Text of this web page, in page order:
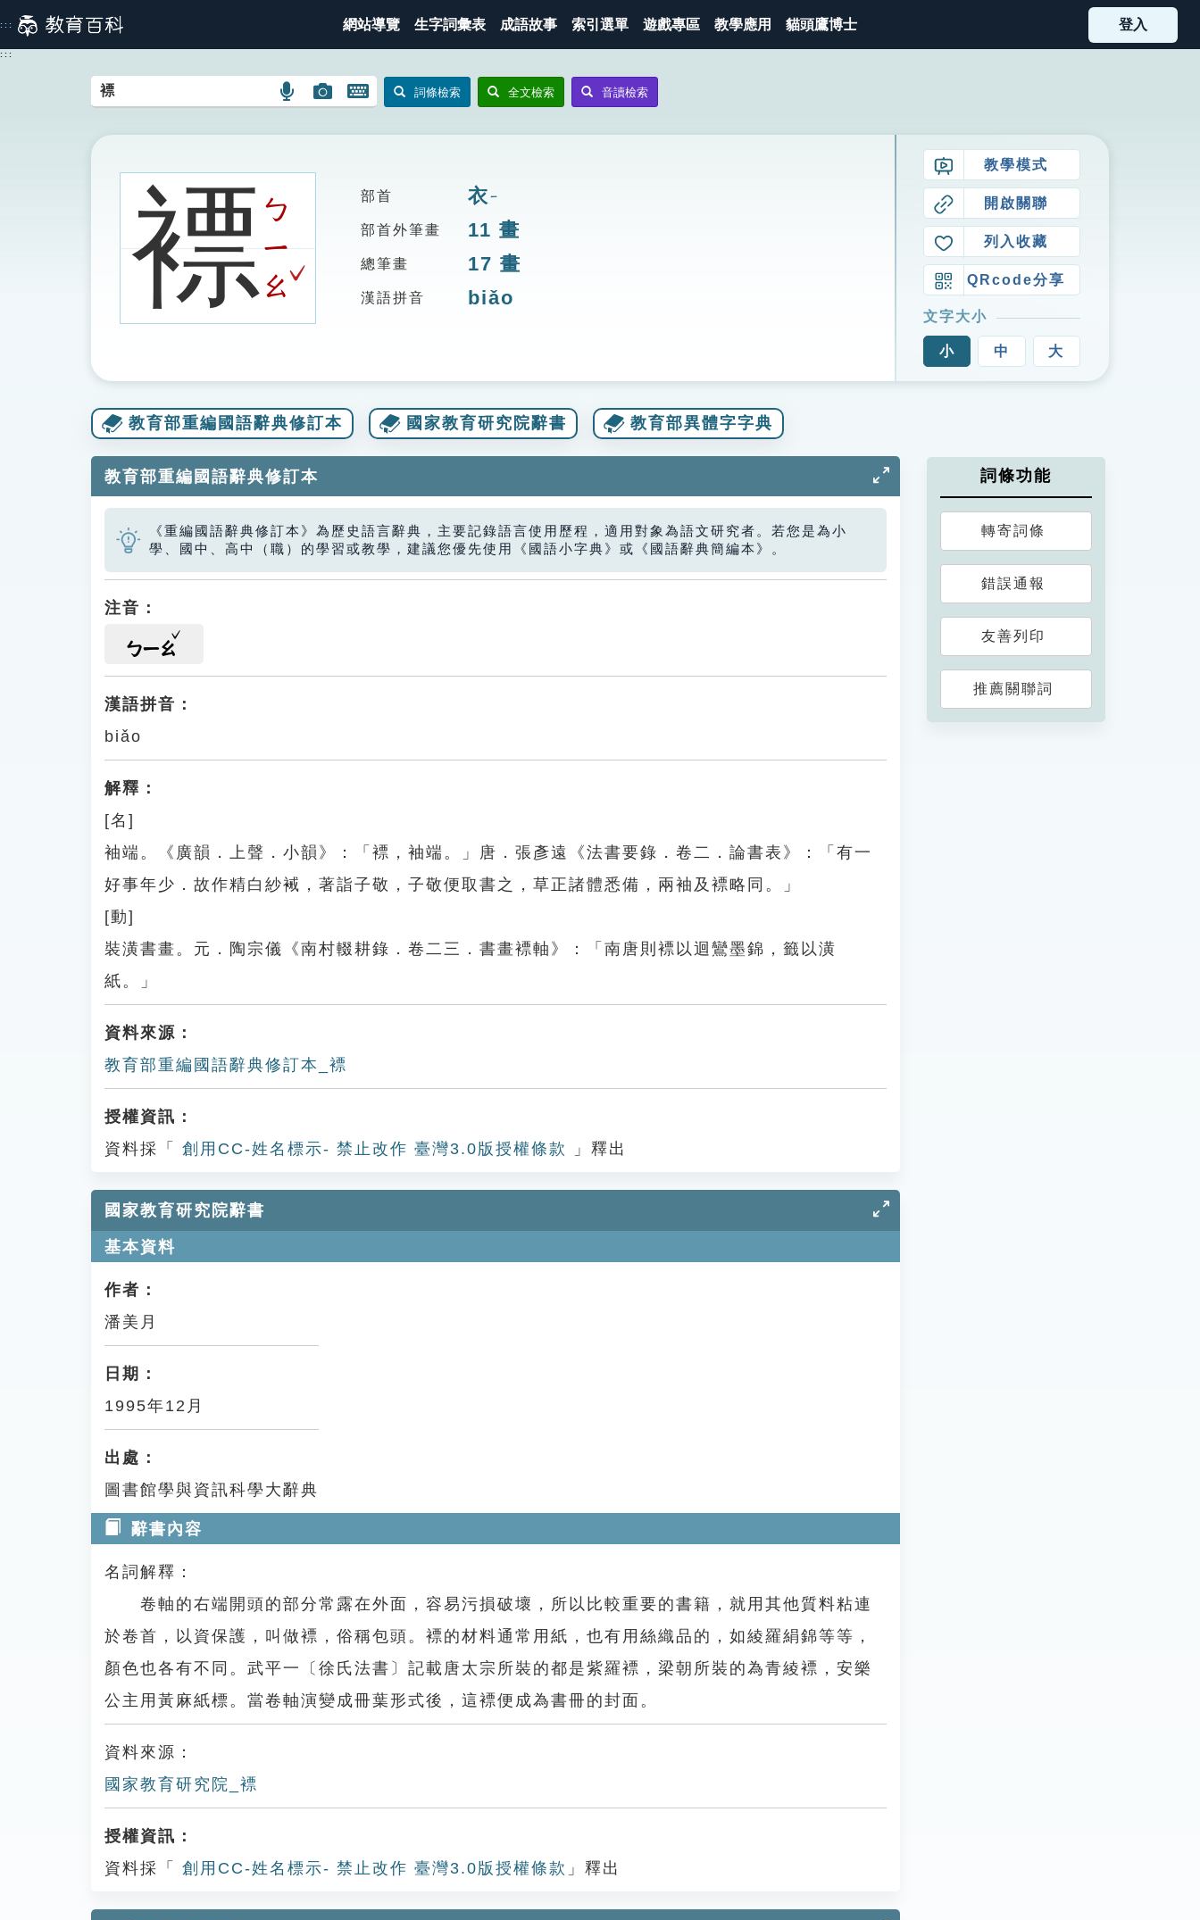
到
主
::: 網站導覽 生字詞彙表 成語故事 索引選單 遊戲專區 教學應用 貓頭鷹博士 登入
:::
語
搜
圖
圖
搜
開
鍵
示
詞條檢索 全文檢索 音讀檢索
褾ㄅ
ㄧ
ㄠ
ˇ
部首 衣 ㄧ
部首外筆畫 11 畫
總筆畫 17 畫
漢語拼音 biǎo
教學模式
開啟關聯
列入收藏
QRcode分享
文字大小
小 中 大
教育部重編國語辭典修訂本 國家教育研究院辭書 教育部異體字字典
教育部重編國語辭典修訂本
《重編國語辭典修訂本》為歷史語言辭典，主要記錄語言使用歷程，適用對象為語文研究者。若您是為小
學、國中、高中（職）的學習或教學，建議您優先使用《國語小字典》或《國語辭典簡編本》。
注音：
ㄅㄧㄠ
漢語拼音：
biǎo
解釋：
[名]
袖端。《廣韻．上聲．小韻》：「褾，袖端。」唐．張彥遠《法書要錄．卷二．論書表》：「有一
好事年少．故作精白紗裓，著詣子敬，子敬便取書之，草正諸體悉備，兩袖及褾略同。」
[動]
裝潢書畫。元．陶宗儀《南村輟耕錄．卷二三．書畫褾軸》：「南唐則褾以迴鸞墨錦，籤以潢
紙。」
資料來源：
教育部重編國語辭典修訂本_褾
授權資訊：
資料採「
創用CC-姓名標示- 禁止改作 臺灣3.0版授權條款 」釋出
國家教育研究院辭書
基本資料
作者：
潘美月
日期：
1995年12月
出處：
圖書館學與資訊科學大辭典
辭書內容
名詞解釋：
卷軸的右端開頭的部分常露在外面，容易污損破壞，所以比較重要的書籍，就用其他質料粘連
於卷首，以資保護，叫做褾，俗稱包頭。褾的材料通常用紙，也有用絲織品的，如綾羅絹錦等等，
顏色也各有不同。武平一〔徐氏法書〕記載唐太宗所裝的都是紫羅褾，梁朝所裝的為青綾褾，安樂
公主用黃麻紙標。當卷軸演變成冊葉形式後，這褾便成為書冊的封面。
資料來源：
國家教育研究院_褾
授權資訊：
資料採「
創用CC-姓名標示- 禁止改作 臺灣3.0版授權條款 」釋出
詞條功能
轉寄詞條
錯誤通報
友善列印
推薦關聯詞